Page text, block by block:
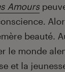
Amours
beauté.
le monde
et la